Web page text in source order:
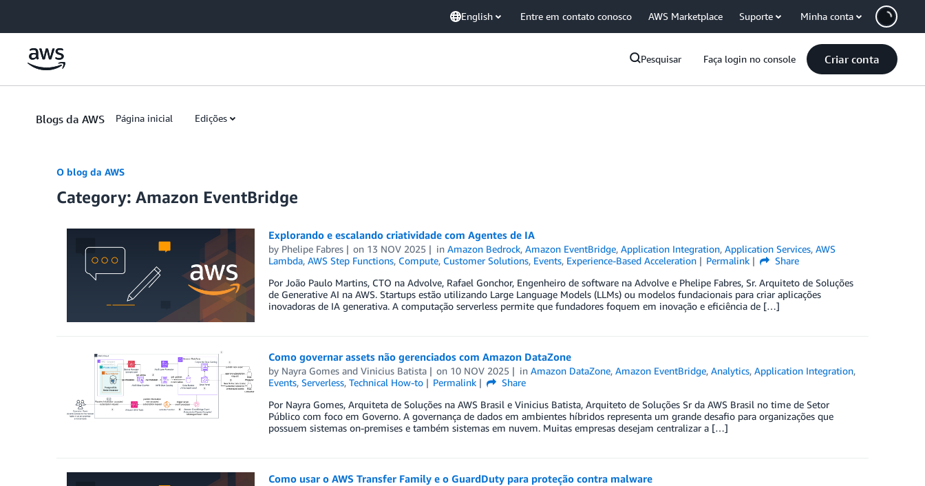
English Entre em contato conosco AWS Marketplace Suporte Minha conta
Pesquisar Faça login no console Criar conta
Blogs da AWS Página inicial Edições
O blog da AWS
Category: Amazon EventBridge
Explorando e escalando criatividade com Agentes de IA
by Phelipe Fabres on 13 NOV 2025 inAmazon Bedrock,Amazon EventBridge,Application Integration,Application Services,AWS
Lambda, AWS Step Functions, Compute, Customer Solutions, Events, Experience-Based Acceleration Permalink
Share
Por João Paulo Martins, CTO na Advolve, Rafael Gonchor, Engenheiro de software na Advolve e Phelipe Fabres, Sr. Arquiteto de Soluções
de Generative AI na AWS. Startups estão utilizando Large Language Models (LLMs) ou modelos fundacionais para criar aplicações
inovadoras de IA generativa. A computação serverless permite que fundadores foquem em inovação e eficiência de […]
Como governar assets não gerenciados com Amazon DataZone
by Nayra Gomesand Vinicius Batista on 10 NOV 2025 inAmazon DataZone,Amazon EventBridge,Analytics,Application Integration,
Events, Serverless, Technical How-to Permalink
Share
Por Nayra Gomes, Arquiteta de Soluções na AWS Brasil e Vinicius Batista, Arquiteto de Soluções Sr da AWS Brasil no time de Setor
Público com foco em Governo. A governança de dados em ambientes híbridos representa um grande desafio para organizações que
possuem sistemas on-premises e também sistemas em nuvem. Muitas empresas desejam centralizar a […]
Como usar o AWS Transfer Family e o GuardDuty para proteção contra malware